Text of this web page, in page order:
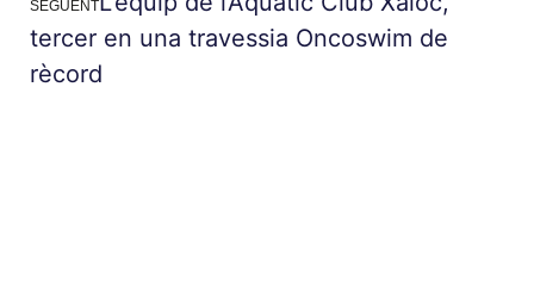
SEGÜENT
tercer en una travessia Oncoswim de
rècord